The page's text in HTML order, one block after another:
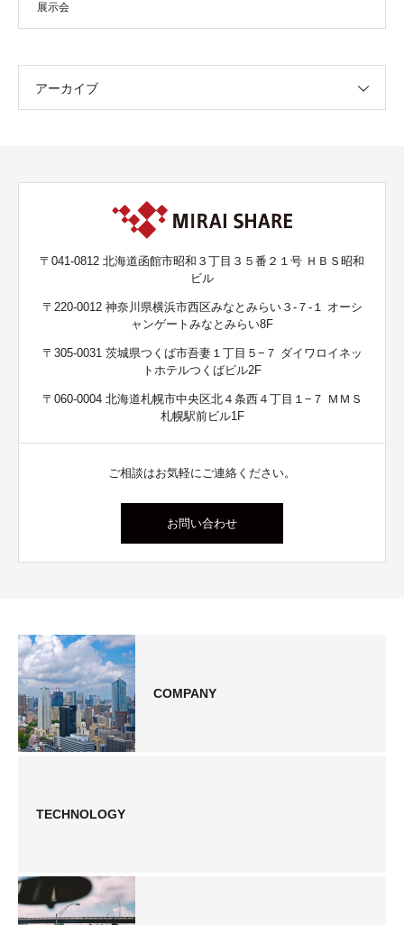
展示会
アーカイブ
〒041-0812 北海道函館市昭和３丁目３５番２１号 ＨＢＳ昭和
ビル
〒220-0012 神奈川県横浜市西区みなとみらい３-７-１ オーシ
ャンゲートみなとみらい8F
〒305-0031 茨城県つくば市吾妻１丁目５−７ ダイワロイネッ
トホテルつくばビル2F
〒060-0004 北海道札幌市中央区北４条西４丁目１−７ ＭＭＳ
札幌駅前ビル1F
ご相談はお気軽にご連絡ください。
お問い合わせ
COMPANY
TECHNOLOGY